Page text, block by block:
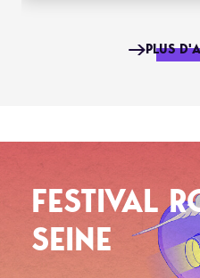
PLUS
FESTIVAL
SEINE